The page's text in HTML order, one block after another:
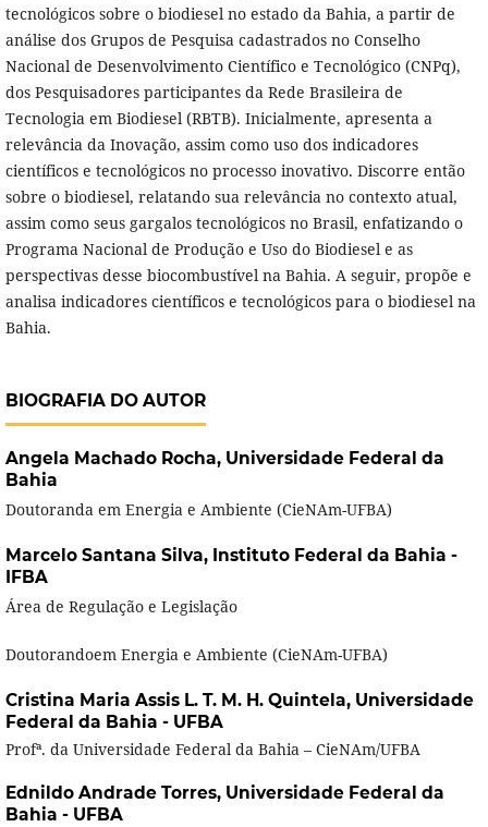
tecnológicos sobre o biodiesel no estado da Bahia, a partir de
análise dos Grupos de Pesquisa cadastrados no Conselho
Nacional de Desenvolvimento Científico e Tecnológico (CNPq),
dos Pesquisadores participantes da Rede Brasileira de
Tecnologia em Biodiesel (RBTB). Inicialmente, apresenta a
relevância da Inovação, assim como uso dos indicadores
científicos e tecnológicos no processo inovativo. Discorre então
sobre o biodiesel, relatando sua relevância no contexto atual,
assim como seus gargalos tecnológicos no Brasil, enfatizando o
Programa Nacional de Produção e Uso do Biodiesel e as
perspectivas desse biocombustível na Bahia. A seguir, propõe e
analisa indicadores científicos e tecnológicos para o biodiesel na
Bahia.
BIOGRAFIA DO AUTOR
Angela Machado Rocha, Universidade Federal da
Bahia
Doutoranda em Energia e Ambiente (CieNAm-UFBA)
Marcelo Santana Silva, Instituto Federal da Bahia -
IFBA
Área de Regulação e Legislação
Doutorandoem Energia e Ambiente (CieNAm-UFBA)
Cristina Maria Assis L. T. M. H. Quintela, Universidade
Federal da Bahia - UFBA
Profª. da Universidade Federal da Bahia – CieNAm/UFBA
Ednildo Andrade Torres, Universidade Federal da
Bahia - UFBA